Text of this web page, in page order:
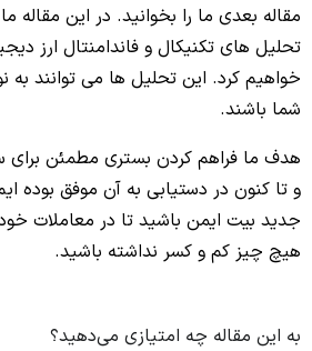
مقاله بعدی ما را بخوانید. در این مقاله
تحلیل های تکنیکال و فاندامنتال ارز
خواهیم کرد. این تحلیل ها می توانند
شما باشند.
هدف ما فراهم کردن بستری مطمئن برای
و تا کنون در دستیابی به آن موفق بوده
جدید بیت ایمن باشید تا در معاملات
هیچ چیز کم و کسر نداشته باشید.
به این مقاله چه امتیازی می‌دهید؟